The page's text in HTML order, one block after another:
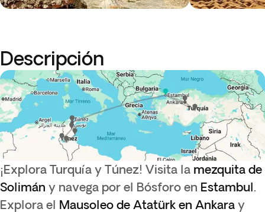
Descripción
¡Explora Turquía y Túnez! Visita la mezquita de
Solimán y navega por el Bósforo en Estambul.
Explora el Mausoleo de Atatürk en Ankara y